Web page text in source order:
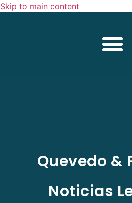
Skip to main content
Quevedo &
Noticias